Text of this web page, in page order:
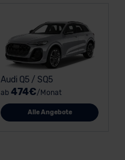
Audi Q5 / SQ5
ab 474€/Monat
Alle Angebote